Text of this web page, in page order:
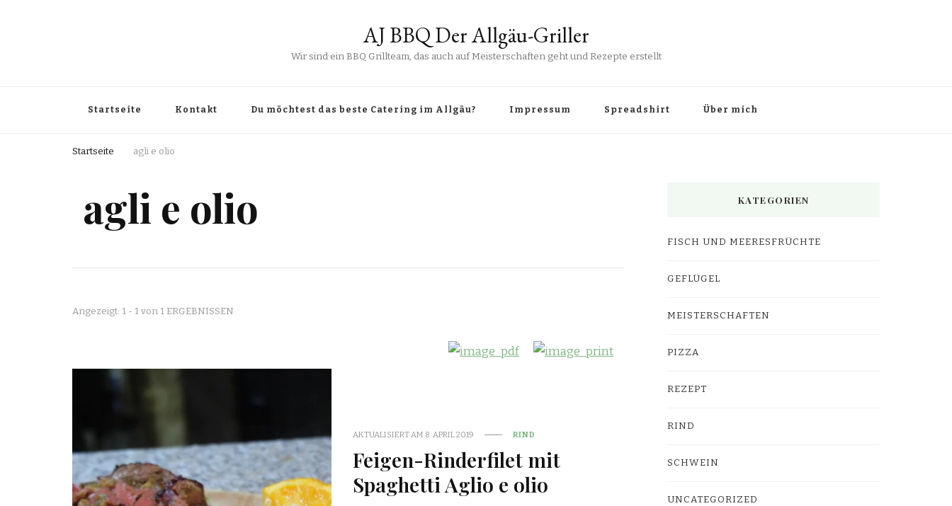
AJ BBQ Der Allgäu-Griller
Wir sind ein BBQ Grillteam, das auch auf Meisterschaften geht und Rezepte erstellt
Startseite Kontakt Du möchtest das beste Catering im Allgäu? Impressum Spreadshirt Über mich
Startseite agli e olio
agli e olio
Angezeigt: 1 - 1 von 1 ERGEBNISSEN
AKTUALISIERT AM 8. APRIL 2019 RIND
Feigen-Rinderfilet mit
Spaghetti Aglio e olio
KATEGORIEN
FISCH UND MEERESFRÜCHTE
GEFLÜGEL
MEISTERSCHAFTEN
PIZZA
REZEPT
RIND
SCHWEIN
UNCATEGORIZED